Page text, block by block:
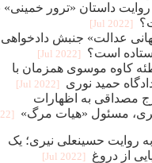
روایت داستان «ترور خمینی»
[2022 Jul]
عدالت» جنبش دادخواهی
است؟
[2022 Jul]
کاوه موسوی همزمان با
حمید نوری
[2022 Jul]
مصداقی به اظهارات
مسئول «هیات مرگ»
*کشتار ۶۷ به روایت حسینعلی نیری؛ یک
از دروغ
[2022 Jul]